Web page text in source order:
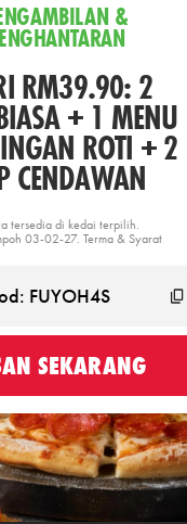
&
RM39.90: 2
+ 1 MENU
ROTI + 2
CENDAWAN
tersedia di kedai terpilih.
03-02-27. Terma & Syarat
SEKARANG